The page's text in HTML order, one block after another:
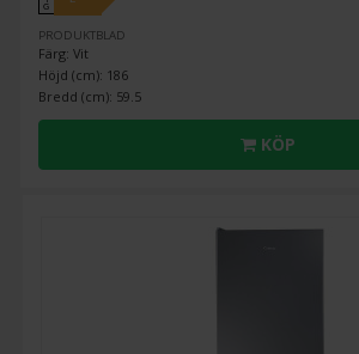
G
PRODUKTBLAD
Färg: Vit
Höjd (cm): 186
Bredd (cm): 59.5
KÖP